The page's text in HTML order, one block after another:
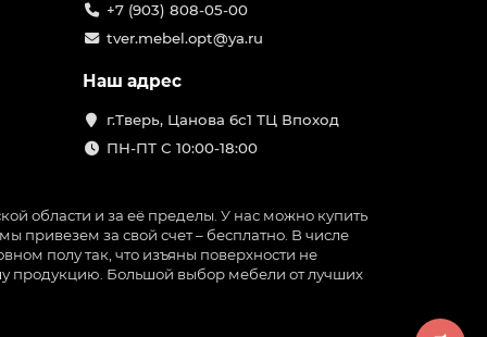
+7 (903) 808-05-00
tver.mebel.opt@ya.ru
Наш адрес
г.Тверь, Цанова 6с1 ТЦ Впоход
ПН-ПТ С 10:00-18:00
области и за её пределы. У нас можно купить
привезем за свой счет – бесплатно. В числе
полу так, что изъяны поверхности не
продукцию. Большой выбор мебели от лучших